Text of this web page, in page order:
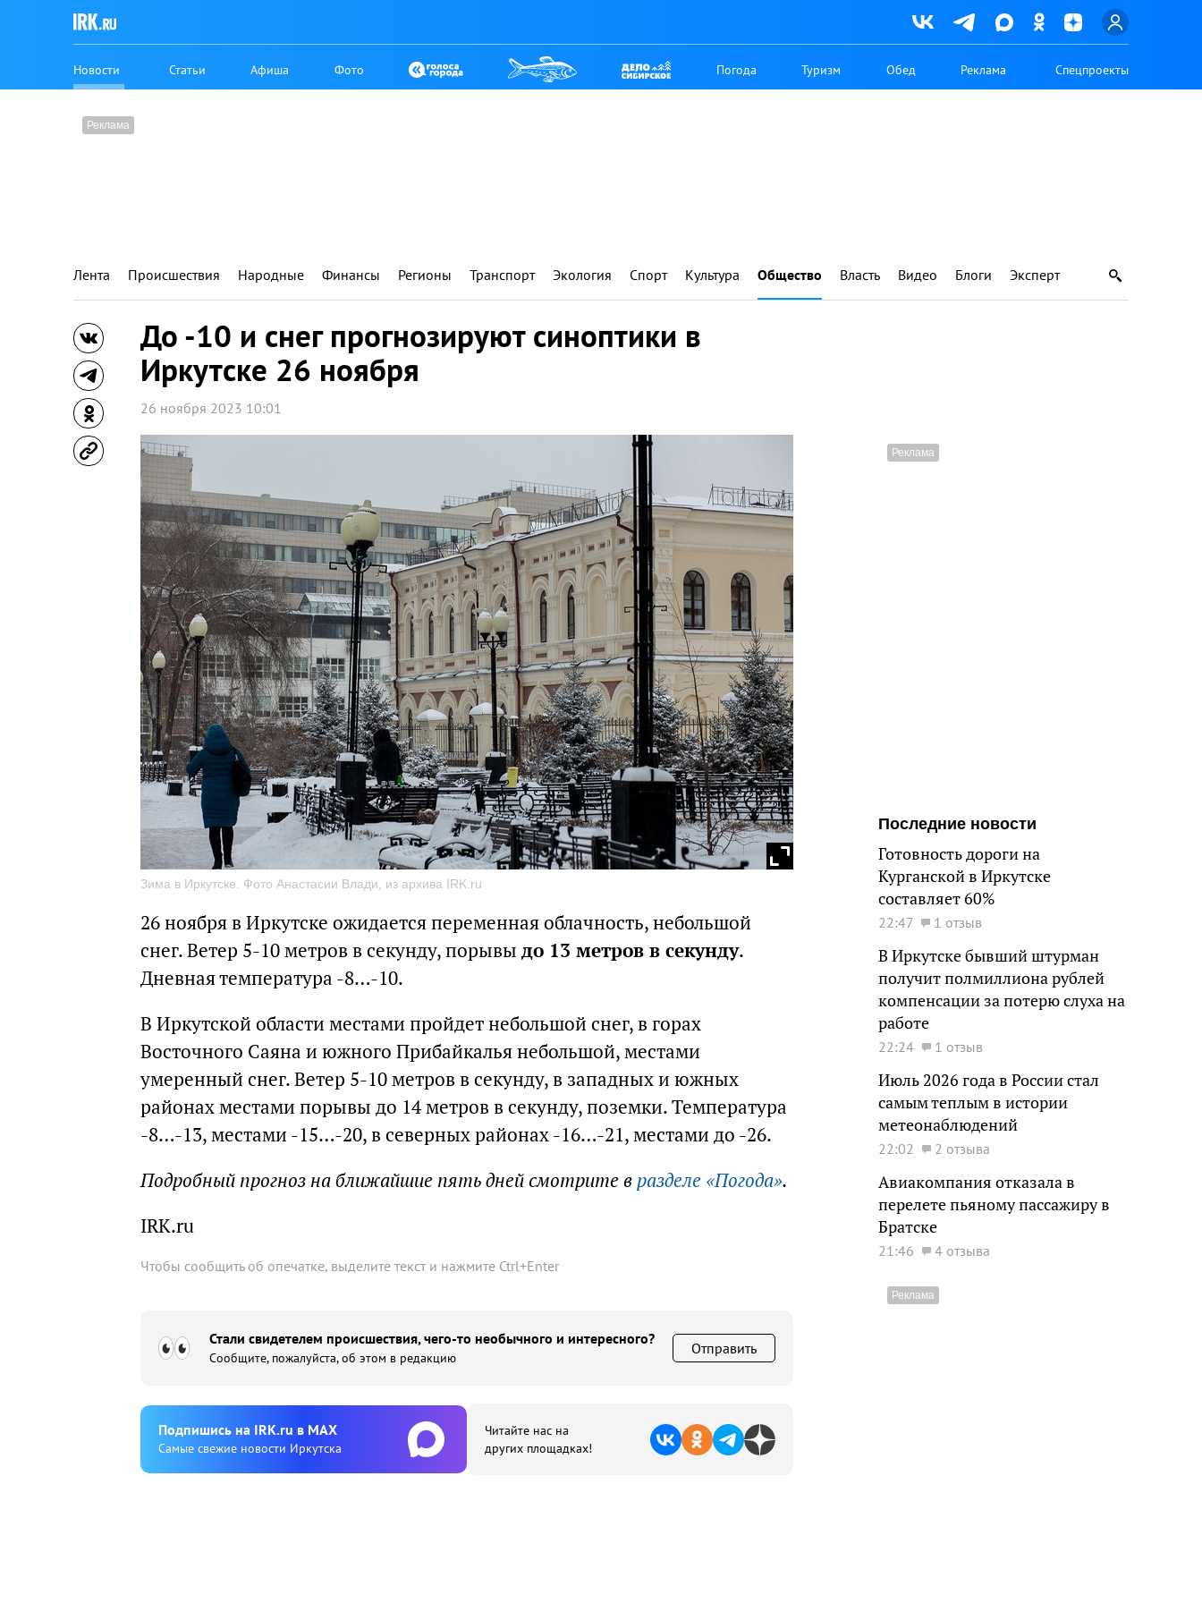
Новости Статьи Афиша Фото Погода Туризм Обед Реклама Спецпроекты
Лента Происшествия Народные Финансы Регионы Транспорт Экология Спорт Культура Общество Власть Видео Блоги Эксперт
До -10 и снег прогнозируют синоптики в
Иркутске 26 ноября
26 ноября 2023 10:01
Зима в Иркутске. Фото Анастасии Влади, из архива IRK.ru
26 ноября в Иркутске ожидается переменная облачность, небольшой
снег. Ветер 5-10 метров в секунду, порывы до 13 метров в секунду.
Дневная температура -8…-10.
В Иркутской области местами пройдет небольшой снег, в горах
Восточного Саяна и южного Прибайкалья небольшой, местами
умеренный снег. Ветер 5-10 метров в секунду, в западных и южных
районах местами порывы до 14 метров в секунду, поземки. Температура
-8…-13, местами -15…-20, в северных районах -16…-21, местами до -26.
Подробный прогноз на ближайшие пять дней смотрите в разделе «Погода».
IRK.ru
Чтобы сообщить об опечатке, выделите текст и нажмите Ctrl+Enter
Стали свидетелем происшествия, чего-то необычного и интересного?
Сообщите, пожалуйста, об этом в редакцию
Отправить
Подпишиcь на IRK.ru в MAX
Cамые свежие новости Иркутска
Читайте нас на
других площадках!
Последние новости
Готовность дороги на
Курганской в Иркутске
составляет 60%
22:47 1 отзыв
В Иркутске бывший штурман
получит полмиллиона рублей
компенсации за потерю слуха на
работе
22:24 1 отзыв
Июль 2026 года в России стал
самым теплым в истории
метеонаблюдений
22:02 2 отзыва
Авиакомпания отказала в
перелете пьяному пассажиру в
Братске
21:46 4 отзыва